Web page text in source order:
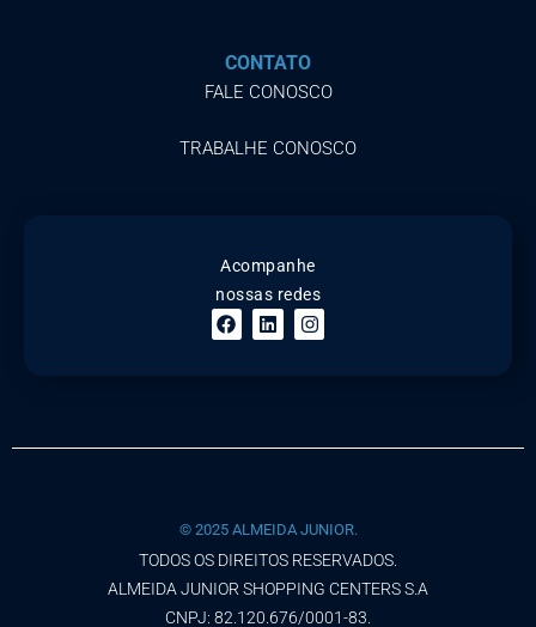
CONTATO
FALE CONOSCO
TRABALHE CONOSCO
Acompanhe
nossas redes
© 2025 ALMEIDA JUNIOR.
TODOS OS DIREITOS RESERVADOS.
ALMEIDA JUNIOR SHOPPING CENTERS S.A
CNPJ: 82.120.676/0001-83.